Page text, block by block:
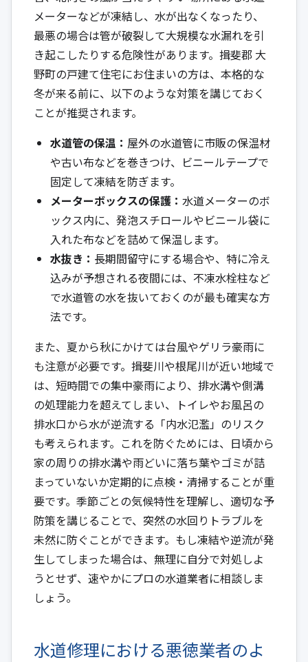
メーターなどが凍結し、水が出なくなったり、
最悪の場合は管が破裂して大規模な水漏れを引
き起こしたりする危険性があります。揖斐郡 大
野町の戸建て住宅にお住まいの方は、本格的な
冬が来る前に、以下のような対策を講じておく
ことが推奨されます。
水道管の保温： 屋外の水道管に市販の保温材
や古い布などを巻きつけ、ビニールテープで
固定して凍結を防ぎます。
メーターボックスの保護： 水道メーターのボ
ックス内に、発泡スチロールやビニール袋に
入れた布などを詰めて保温します。
水抜き： 長期間留守にする場合や、特に冷え
込みが予想される夜間には、不凍水栓柱など
で水道管の水を抜いておくのが最も確実な方
法です。
また、夏から秋にかけては台風やゲリラ豪雨に
も注意が必要です。揖斐川や根尾川が近い地域で
は、短時間での集中豪雨により、排水溝や側溝
の処理能力を超えてしまい、トイレやお風呂の
排水口から水が逆流する「内水氾濫」のリスク
も考えられます。これを防ぐためには、日頃から
家の周りの排水溝や雨どいに落ち葉やゴミが詰
まっていないか定期的に点検・清掃することが重
要です。季節ごとの気候特性を理解し、適切な予
防策を講じることで、突然の水回りトラブルを
未然に防ぐことができます。もし凍結や逆流が発
生してしまった場合は、無理に自分で対処しよ
うとせず、速やかにプロの水道業者に相談しま
しょう。
水道修理における悪徳業者のよ